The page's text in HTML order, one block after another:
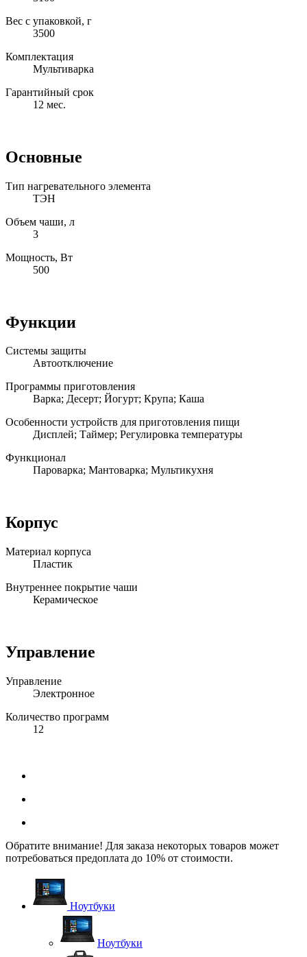
Вес с упаковкой, г
3500
Комплектация
Мультиварка
Гарантийный срок
12 мес.
Основные
Тип нагревательного элемента
ТЭН
Объем чаши, л
3
Мощность, Вт
500
Функции
Системы защиты
Автоотключение
Программы приготовления
Варка; Десерт; Йогурт; Крупа; Каша
Особенности устройств для приготовления пищи
Дисплей; Таймер; Регулировка температуры
Функционал
Пароварка; Мантоварка; Мультикухня
Корпус
Материал корпуса
Пластик
Внутреннее покрытие чаши
Керамическое
Управление
Управление
Электронное
Количество программ
12
Обратите внимание! Для заказа некоторых товаров может
потребоваться предоплата до 10% от стоимости.
Ноутбуки
Ноутбуки